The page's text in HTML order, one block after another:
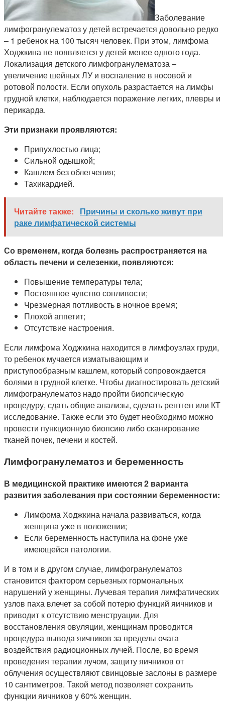
Заболевание
лимфогранулематоз у детей встречается довольно редко
– 1 ребенок на 100 тысяч человек. При этом, лимфома
Ходжкина не появляется у детей менее одного года.
Локализация детского лимфогранулематоза –
увеличение шейных ЛУ и воспаление в носовой и
ротовой полости. Если опухоль разрастается на лимфы
грудной клетки, наблюдается поражение легких, плевры и
перикарда.
Эти признаки проявляются:
Припухлостью лица;
Сильной одышкой;
Кашлем без облегчения;
Тахикардией.
Читайте также:
Причины и сколько живут при
раке лимфатической системы
Со временем, когда болезнь распространяется на
область печени и селезенки, появляются:
Повышение температуры тела;
Постоянное чувство сонливости;
Чрезмерная потливость в ночное время;
Плохой аппетит;
Отсутствие настроения.
Если лимфома Ходжкина находится в лимфоузлах груди,
то ребенок мучается изматывающим и
приступообразным кашлем, который сопровождается
болями в грудной клетке. Чтобы диагностировать детский
лимфогранулематоз надо пройти биопсическую
процедуру, сдать общие анализы, сделать рентген или КТ
исследование. Также если это будет необходимо можно
провести пункционную биопсию либо сканирование
тканей почек, печени и костей.
Лимфогранулематоз и беременность
В медицинской практике имеются 2 варианта
развития заболевания при состоянии беременности:
Лимфома Ходжкина начала развиваться, когда
женщина уже в положении;
Если беременность наступила на фоне уже
имеющейся патологии.
И в том и в другом случае, лимфогранулематоз
становится фактором серьезных гормональных
нарушений у женщины. Лучевая терапия лимфатических
узлов паха влечет за собой потерю функций яичников и
приводит к отсутствию менструации. Для
восстановления овуляции, женщинам проводится
процедура вывода яичников за пределы очага
воздействия радиоционных лучей. После, во время
проведения терапии лучом, защиту яичников от
облучения осуществляют свинцовые заслоны в размере
10 сантиметров. Такой метод позволяет сохранить
функции яичников у 60% женщин.